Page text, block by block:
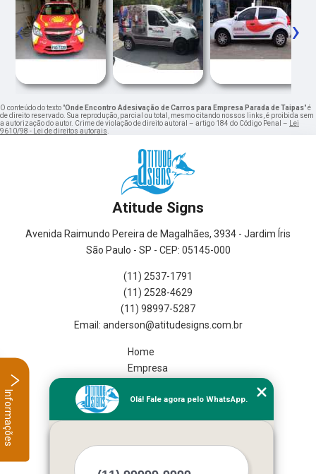
‹ ›
O conteúdo do texto "Onde Encontro Adesivação de Carros para Empresa Parada de Taipas" é
de direito reservado. Sua reprodução, parcial ou total, mesmo citando nossos links, é proibida sem
a autorização do autor. Crime de violação de direito autoral – artigo 184 do Código Penal –
Lei
9610/98 - Lei de direitos autorais
Atitude Signs
Avenida Raimundo Pereira de Magalhães, 3934 - Jardim Íris
São Paulo - SP - CEP: 05145-000
(11) 2537-1791
(11) 2528-4629
(11) 98997-5287
Home
Empresa
Serviços
Mais Serviços
Olá! Fale agora pelo WhatsApp.
Informações